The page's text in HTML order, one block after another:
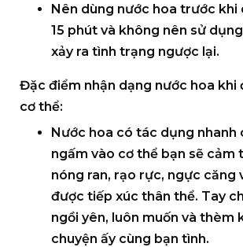
Nên dùng nước hoa trước khi
15 phút và không nên sử
xảy ra tình trạng ngược lại.
Đặc điểm nhận dạng nước hoa khi
cơ thể:
Nước hoa có tác dụng nhanh
ngấm vào cơ thể bạn sẽ cảm
nóng ran, rạo rực, ngực căng
được tiếp xúc thân thể. Tay
ngồi yên, luôn muốn và thèm
chuyện ấy cùng bạn tình.